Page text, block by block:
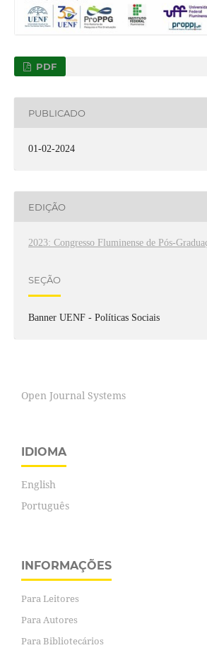
PDF
PUBLICADO
01-02-2024
EDIÇÃO
2023: Congresso Fluminense de Pós-
SEÇÃO
Banner UENF - Políticas Sociais
Open Journal Systems
IDIOMA
English
Português
INFORMAÇÕES
Para Leitores
Para Autores
Para Bibliotecários